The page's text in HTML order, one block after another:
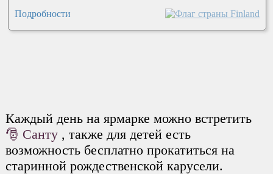
Подробности
Каждый день на ярмарке можно встретить
🎅 Санту , также для детей есть
возможность бесплатно прокатиться на
старинной рождественской карусели.